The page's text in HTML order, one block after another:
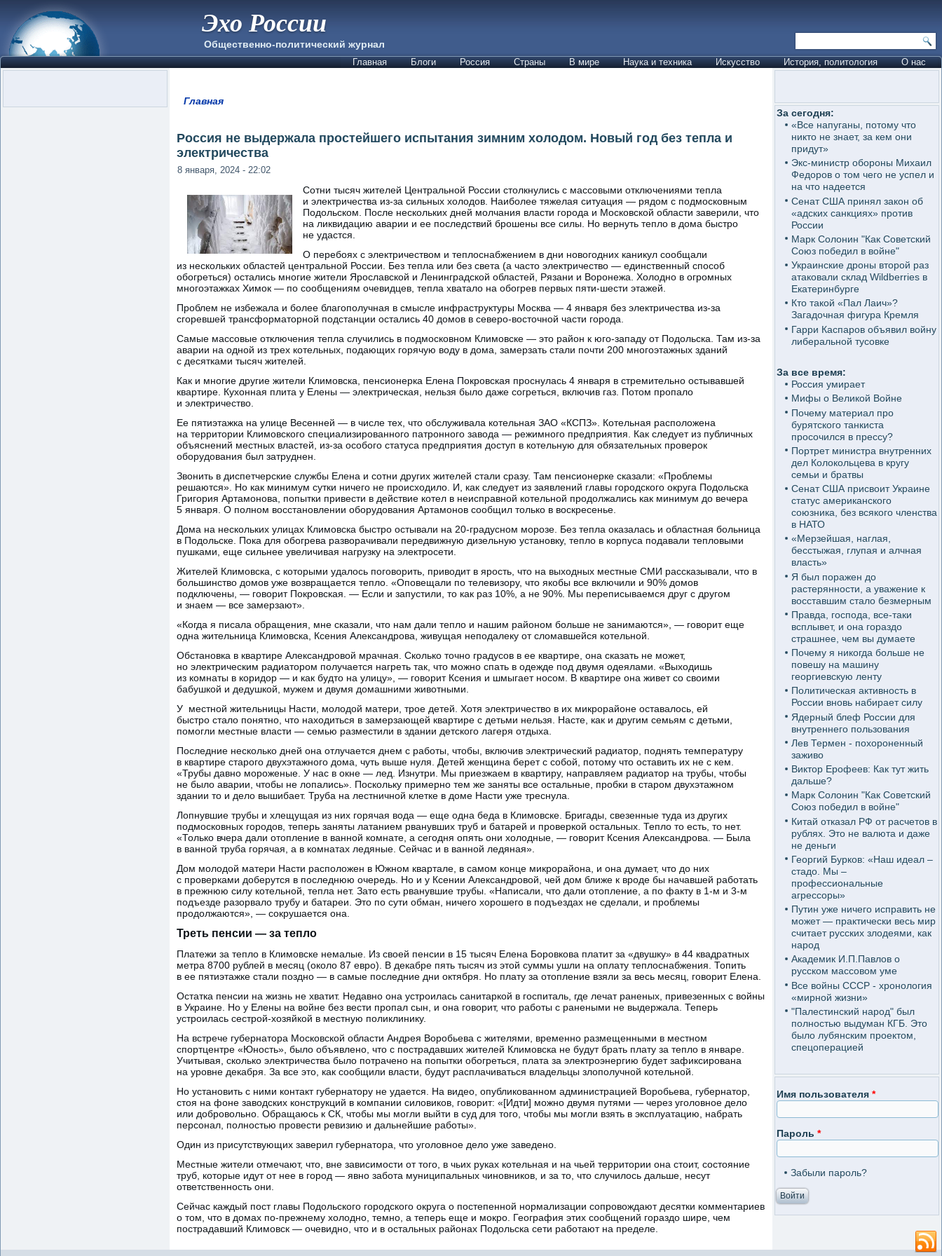
Эхо России
Общественно-политический журнал
Главная Блоги Россия Страны В мире Наука и техника Искусство История, политология О нас
Главная
Россия не выдержала простейшего испытания зимним холодом. Новый год без тепла и
электричества
8 января, 2024 - 22:02
Сотни тысяч жителей Центральной России столкнулись с массовыми отключениями тепла
и электричества из-за сильных холодов. Наиболее тяжелая ситуация — рядом с подмосковным
Подольском. После нескольких дней молчания власти города и Московской области заверили, что
на ликвидацию аварии и ее последствий брошены все силы. Но вернуть тепло в дома быстро
не удастся.
О перебоях с электричеством и теплоснабжением в дни новогодних каникул сообщали
из нескольких областей центральной России. Без тепла или без света (а часто электричество — единственный способ
обогреться) остались многие жители Ярославской и Ленинградской областей, Рязани и Воронежа. Холодно в огромных
многоэтажках Химок — по сообщениям очевидцев, тепла хватало на обогрев первых пяти-шести этажей.
Проблем не избежала и более благополучная в смысле инфраструктуры Москва — 4 января без электричества из-за
сгоревшей трансформаторной подстанции остались 40 домов в северо-восточной части города.
Самые массовые отключения тепла случились в подмосковном Климовске — это район к юго-западу от Подольска. Там из-за
аварии на одной из трех котельных, подающих горячую воду в дома, замерзать стали почти 200 многоэтажных зданий
с десятками тысяч жителей.
Как и многие другие жители Климовска, пенсионерка Елена Покровская проснулась 4 января в стремительно остывавшей
квартире. Кухонная плита у Елены — электрическая, нельзя было даже согреться, включив газ. Потом пропало
и электричество.
Ее пятиэтажка на улице Весенней — в числе тех, что обслуживала котельная ЗАО «КСПЗ». Котельная расположена
на территории Климовского специализированного патронного завода — режимного предприятия. Как следует из публичных
объяснений местных властей, из-за особого статуса предприятия доступ в котельную для обязательных проверок
оборудования был затруднен.
Звонить в диспетчерские службы Елена и сотни других жителей стали сразу. Там пенсионерке сказали: «Проблемы
решаются». Но как минимум сутки ничего не происходило. И, как следует из заявлений главы городского округа Подольска
Григория Артамонова, попытки привести в действие котел в неисправной котельной продолжались как минимум до вечера
5 января. О полном восстановлении оборудования Артамонов сообщил только в воскресенье.
Дома на нескольких улицах Климовска быстро остывали на 20-градусном морозе. Без тепла оказалась и областная больница
в Подольске. Пока для обогрева разворачивали передвижную дизельную установку, тепло в корпуса подавали тепловыми
пушками, еще сильнее увеличивая нагрузку на электросети.
Жителей Климовска, с которыми удалось поговорить, приводит в ярость, что на выходных местные СМИ рассказывали, что в
большинство домов уже возвращается тепло. «Оповещали по телевизору, что якобы все включили и 90% домов
подключены, — говорит Покровская. — Если и запустили, то как раз 10%, а не 90%. Мы переписываемся друг с другом
и знаем — все замерзают».
«Когда я писала обращения, мне сказали, что нам дали тепло и нашим районом больше не занимаются», — говорит еще
одна жительница Климовска, Ксения Александрова, живущая неподалеку от сломавшейся котельной.
Обстановка в квартире Александровой мрачная. Сколько точно градусов в ее квартире, она сказать не может,
но электрическим радиатором получается нагреть так, что можно спать в одежде под двумя одеялами. «Выходишь
из комнаты в коридор — и как будто на улицу», — говорит Ксения и шмыгает носом. В квартире она живет со своими
бабушкой и дедушкой, мужем и двумя домашними животными.
У местной жительницы Насти, молодой матери, трое детей. Хотя электричество в их микрорайоне оставалось, ей
быстро стало понятно, что находиться в замерзающей квартире с детьми нельзя. Насте, как и другим семьям с детьми,
помогли местные власти — семью разместили в здании детского лагеря отдыха.
Последние несколько дней она отлучается днем с работы, чтобы, включив электрический радиатор, поднять температуру
в квартире старого двухэтажного дома, чуть выше нуля. Детей женщина берет с собой, потому что оставить их не с кем.
«Трубы давно мороженые. У нас в окне — лед. Изнутри. Мы приезжаем в квартиру, направляем радиатор на трубы, чтобы
не было аварии, чтобы не лопались». Поскольку примерно тем же заняты все остальные, пробки в старом двухэтажном
здании то и дело вышибает. Труба на лестничной клетке в доме Насти уже треснула.
Лопнувшие трубы и хлещущая из них горячая вода — еще одна беда в Климовске. Бригады, свезенные туда из других
подмосковных городов, теперь заняты латанием рванувших труб и батарей и проверкой остальных. Тепло то есть, то нет.
«Только вчера дали отопление в ванной комнате, а сегодня опять они холодные, — говорит Ксения Александрова. — Была
в ванной труба горячая, а в комнатах ледяные. Сейчас и в ванной ледяная».
Дом молодой матери Насти расположен в Южном квартале, в самом конце микрорайона, и она думает, что до них
с проверками доберутся в последнюю очередь. Но и у Ксении Александровой, чей дом ближе к вроде бы начавшей работать
в прежнюю силу котельной, тепла нет. Зато есть рванувшие трубы. «Написали, что дали отопление, а по факту в 1-м и 3-м
подъезде разорвало трубу и батареи. Это по сути обман, ничего хорошего в подъездах не сделали, и проблемы
продолжаются», — сокрушается она.
Треть пенсии — за тепло
Платежи за тепло в Климовске немалые. Из своей пенсии в 15 тысяч Елена Боровкова платит за «двушку» в 44 квадратных
метра 8700 рублей в месяц (около 87 евро). В декабре пять тысяч из этой суммы ушли на оплату теплоснабжения. Топить
в ее пятиэтажке стали поздно — в самые последние дни октября. Но плату за отопление взяли за весь месяц, говорит Елена.
Остатка пенсии на жизнь не хватит. Недавно она устроилась санитаркой в госпиталь, где лечат раненых, привезенных с войны
в Украине. Но у Елены на войне без вести пропал сын, и она говорит, что работы с ранеными не выдержала. Теперь
устроилась сестрой-хозяйкой в местную поликлинику.
На встрече губернатора Московской области Андрея Воробьева с жителями, временно размещенными в местном
спортцентре «Юность», было объявлено, что с пострадавших жителей Климовска не будут брать плату за тепло в январе.
Учитывая, сколько электричества было потрачено на попытки обогреться, плата за электроэнергию будет зафиксирована
на уровне декабря. За все это, как сообщили власти, будут расплачиваться владельцы злополучной котельной.
Но установить с ними контакт губернатору не удается. На видео, опубликованном администрацией Воробьева, губернатор,
стоя на фоне заводских конструкций в компании силовиков, говорит: «[Идти] можно двумя путями — через уголовное дело
или добровольно. Обращаюсь к СК, чтобы мы могли выйти в суд для того, чтобы мы могли взять в эксплуатацию, набрать
персонал, полностью провести ревизию и дальнейшие работы».
Один из присутствующих заверил губернатора, что уголовное дело уже заведено.
Местные жители отмечают, что, вне зависимости от того, в чьих руках котельная и на чьей территории она стоит, состояние
труб, которые идут от нее в город — явно забота муниципальных чиновников, и за то, что случилось дальше, несут
ответственность они.
Сейчас каждый пост главы Подольского городского округа о постепенной нормализации сопровождают десятки комментариев
о том, что в домах по-прежнему холодно, темно, а теперь еще и мокро. География этих сообщений гораздо шире, чем
пострадавший Климовск — очевидно, что и в остальных районах Подольска сети работают на пределе.
За сегодня:
«Все напуганы, потому что
никто не знает, за кем они
придут»
Экс-министр обороны Михаил
Федоров о том чего не успел и
на что надеется
Сенат США принял закон об
«адских санкциях» против
России
Марк Солонин "Как Советский
Союз победил в войне"
Украинские дроны второй раз
атаковали склад Wildberries в
Екатеринбурге
Кто такой «Пал Лаич»?
Загадочная фигура Кремля
Гарри Каспаров объявил войну
либеральной тусовке
За все время:
Россия умирает
Мифы о Великой Войне
Почему материал про
бурятского танкиста
просочился в прессу?
Портрет министра внутренних
дел Колокольцева в кругу
семьи и братвы
Сенат США присвоит Украине
статус американского
союзника, без всякого членства
в НАТО
«Мерзейшая, наглая,
бесстыжая, глупая и алчная
власть»
Я был поражен до
растерянности, а уважение к
восставшим стало безмерным
Правда, господа, все-таки
всплывет, и она гораздо
страшнее, чем вы думаете
Почему я никогда больше не
повешу на машину
георгиевскую ленту
Политическая активность в
России вновь набирает силу
Ядерный блеф России для
внутреннего пользования
Лев Термен - похороненный
заживо
Виктор Ерофеев: Как тут жить
дальше?
Марк Солонин "Как Советский
Союз победил в войне"
Китай отказал РФ от расчетов в
рублях. Это не валюта и даже
не деньги
Георгий Бурков: «Наш идеал –
стадо. Мы –
профессиональные
агрессоры»
Путин уже ничего исправить не
может — практически весь мир
считает русских злодеями, как
народ
Академик И.П.Павлов о
русском массовом уме
Все войны СССР - хронология
«мирной жизни»
"Палестинский народ" был
полностью выдуман КГБ. Это
было лубянским проектом,
спецоперацией
Имя пользователя *
Пароль *
Забыли пароль?